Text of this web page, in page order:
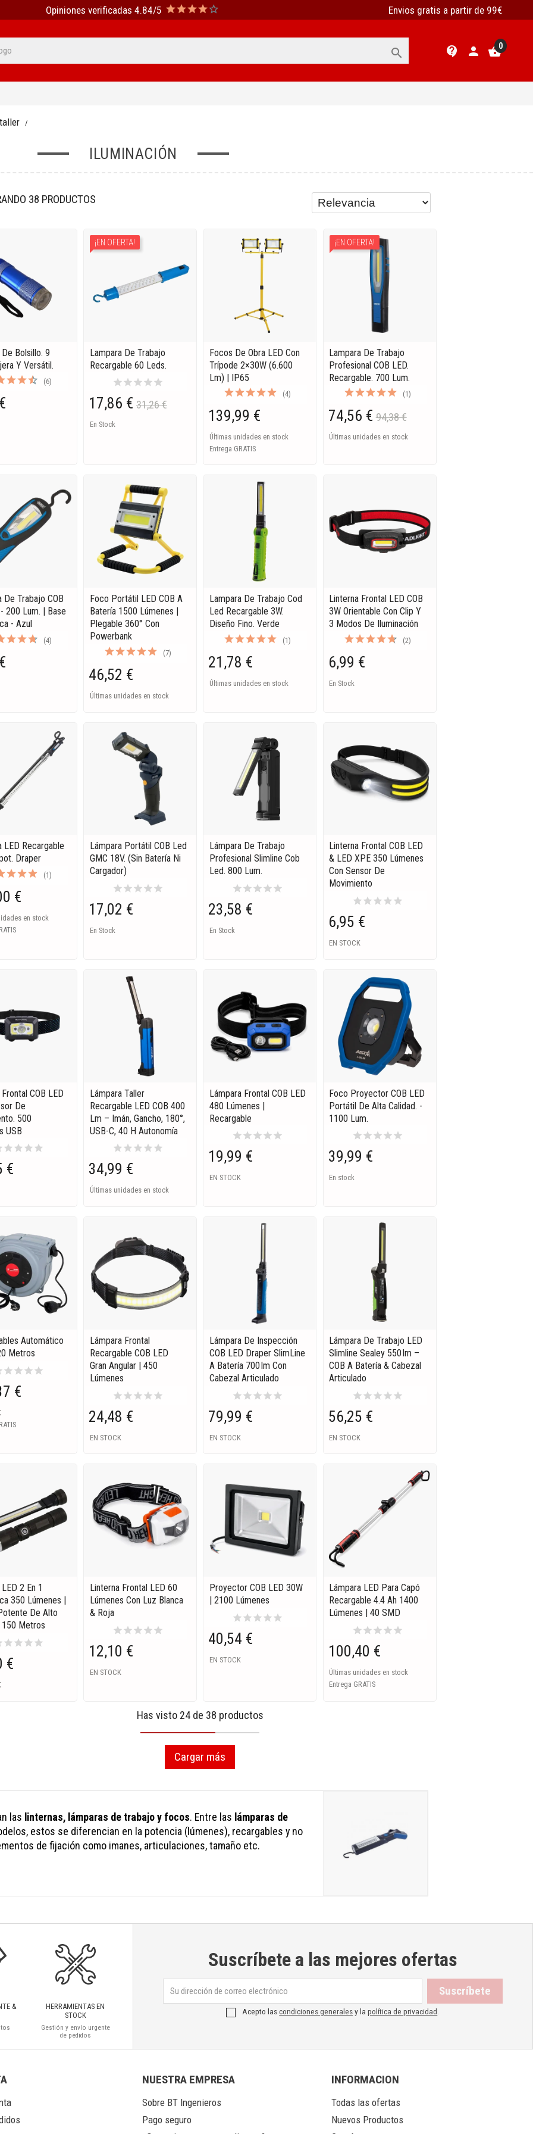
Opiniones verificadas 4.84/5 Envios gratis a partir de 99€
 contact_support person shopping_basket0
ILUMINACIÓN
38 PRODUCTOS
Bolsillo. 9
Y Versátil.
(6)
Lampara De Trabajo
Recargable 60 Leds.
starstarstarstarstar
17,86 € 31,26 €
En Stock
¡EN OFERTA!
Focos De Obra LED Con
Trípode 2×30W (6.600
Lm) | IP65
(4)
139,99 €
Últimas unidades en stock
Entrega GRATIS
Lampara De Trabajo
Profesional COB LED.
Recargable. 700 Lum.
(1)
74,56 € 94,38 €
Últimas unidades en stock
¡EN OFERTA!
De Trabajo COB
200 Lum. | Base
- Azul
(4)
Foco Portátil LED COB A
Batería 1500 Lúmenes |
Plegable 360° Con
Powerbank
(7)
46,52 €
Últimas unidades en stock
Lampara De Trabajo Cod
Led Recargable 3W.
Diseño Fino. Verde
(1)
21,78 €
Últimas unidades en stock
Linterna Frontal LED COB
3W Orientable Con Clip Y
3 Modos De Iluminación
(2)
6,99 €
En Stock
LED Recargable
Draper
(1)
€
en stock
Lámpara Portátil COB Led
GMC 18V. (Sin Batería Ni
Cargador)
starstarstarstarstar
17,02 €
En Stock
Lámpara De Trabajo
Profesional Slimline Cob
Led. 800 Lum.
starstarstarstarstar
23,58 €
En Stock
Linterna Frontal COB LED
& LED XPE 350 Lúmenes
Con Sensor De
Movimiento
starstarstarstarstar
6,95 €
EN STOCK
COB LED
De
500
USB
starstarstarstar
€
Lámpara Taller
Recargable LED COB 400
Lm – Imán, Gancho, 180°,
USB-C, 40 H Autonomía
starstarstarstarstar
34,99 €
Últimas unidades en stock
Lámpara Frontal COB LED
480 Lúmenes |
Recargable
starstarstarstarstar
19,99 €
EN STOCK
Foco Proyector COB LED
Portátil De Alta Calidad. -
1100 Lum.
starstarstarstarstar
39,99 €
En stock
Automático
Metros
starstarstarstar
€
Lámpara Frontal
Recargable COB LED
Gran Angular | 450
Lúmenes
starstarstarstarstar
24,48 €
EN STOCK
Lámpara De Inspección
COB LED Draper SlimLine
A Batería 700 Lm Con
Cabezal Articulado
starstarstarstarstar
79,99 €
EN STOCK
Lámpara De Trabajo LED
Slimline Sealey 550 Lm –
COB A Batería & Cabezal
Articulado
starstarstarstarstar
56,25 €
EN STOCK
2 En 1
350 Lúmenes |
De Alto
Metros
starstarstarstar
€
Linterna Frontal LED 60
Lúmenes Con Luz Blanca
& Roja
starstarstarstarstar
12,10 €
EN STOCK
Proyector COB LED 30W
| 2100 Lúmenes
starstarstarstarstar
40,54 €
EN STOCK
Lámpara LED Para Capó
Recargable 4.4 Ah 1400
Lúmenes | 40 SMD
starstarstarstarstar
100,40 €
Últimas unidades en stock
Entrega GRATIS
Has visto 24 de 38 productos
Cargar más
las linternas, lámparas de trabajo y focos. Entre las lámparas de
estos se diferencian en la potencia (lúmenes), recargables y no
de fijación como imanes, articulaciones, tamaño etc.
&
HERRAMIENTAS EN
STOCK
Gestión y envío urgente
de pedidos
Suscríbete a las mejores ofertas
Acepto lascondiciones generalesy lapolítica de privacidad
NUESTRA EMPRESA
Sobre BT Ingenieros
Pago seguro
INFORMACION
Todas las ofertas
Nuevos Productos